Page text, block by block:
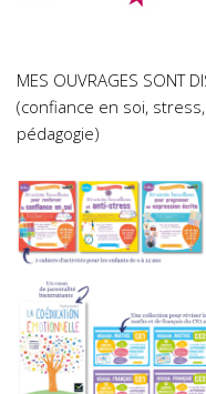
MES OUVRAGES SONT
(confiance en soi,
pédagogie)